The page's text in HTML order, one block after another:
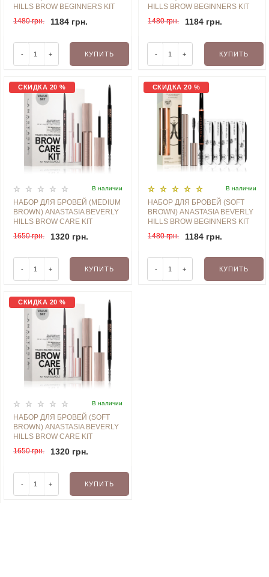
HILLS BROW BEGINNERS KIT
1480 грн.
1184 грн.
- + КУПИТЬ
HILLS BROW BEGINNERS KIT
1480 грн.
1184 грн.
- + КУПИТЬ
СКИДКА 20 %
В наличии
НАБОР ДЛЯ БРОВЕЙ (MEDIUM
BROWN) ANASTASIA BEVERLY
HILLS BROW CARE KIT
1650 грн.
1320 грн.
- + КУПИТЬ
СКИДКА 20 %
В наличии
НАБОР ДЛЯ БРОВЕЙ (SOFT
BROWN) ANASTASIA BEVERLY
HILLS BROW BEGINNERS KIT
1480 грн.
1184 грн.
- + КУПИТЬ
СКИДКА 20 %
В наличии
НАБОР ДЛЯ БРОВЕЙ (SOFT
BROWN) ANASTASIA BEVERLY
HILLS BROW CARE KIT
1650 грн.
1320 грн.
- + КУПИТЬ